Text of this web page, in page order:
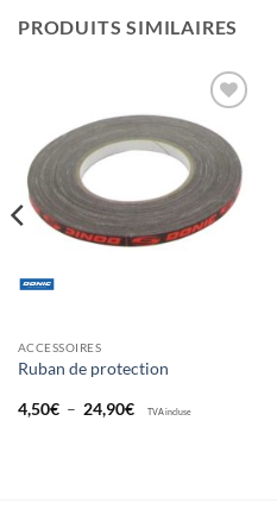
PRODUITS SIMILAIRES
Ajouter
aux
souhaits
ACCESSOIRES
Ruban de protection
4,50€ – 24,90€Plage
TVA incluse